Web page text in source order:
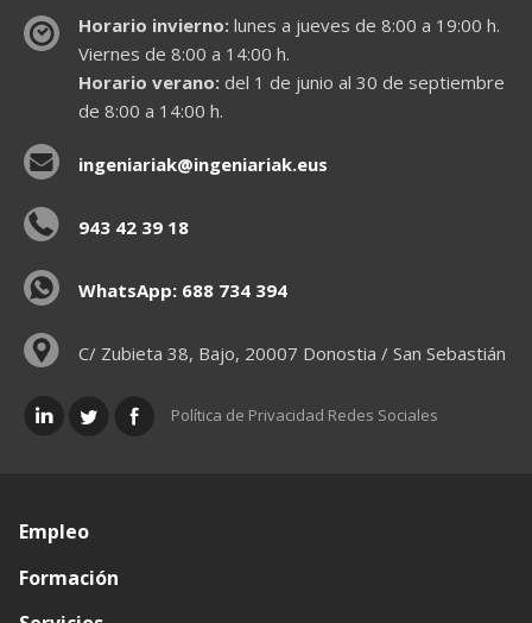
Horario invierno:lunes a jueves de 8:00 a 19:00 h.
Viernes de 8:00 a 14:00 h.
Horario verano:del 1 de junio al 30 de septiembre
de 8:00 a 14:00 h.
ingeniariak@ingeniariak.eus
943 42 39 18
WhatsApp: 688 734 394
C/ Zubieta 38, Bajo, 20007 Donostia / San Sebastián
Política de Privacidad Redes Sociales
Empleo
Formación